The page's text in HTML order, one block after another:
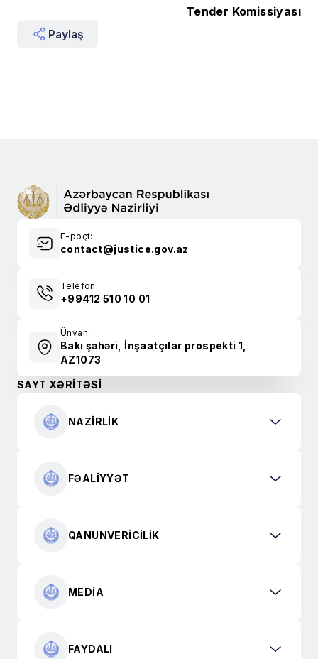
Tender Komissiyası
Paylaş
E-poçt:
contact@justice.gov.az
Telefon:
+99412 510 10 01
Ünvan:
Bakı şəhəri, İnşaatçılar prospekti 1,
AZ1073
SAYT XƏRİTƏSİ
NAZIRLIK
FƏALIYYƏT
QANUNVERICILIK
MEDIA
FAYDALI